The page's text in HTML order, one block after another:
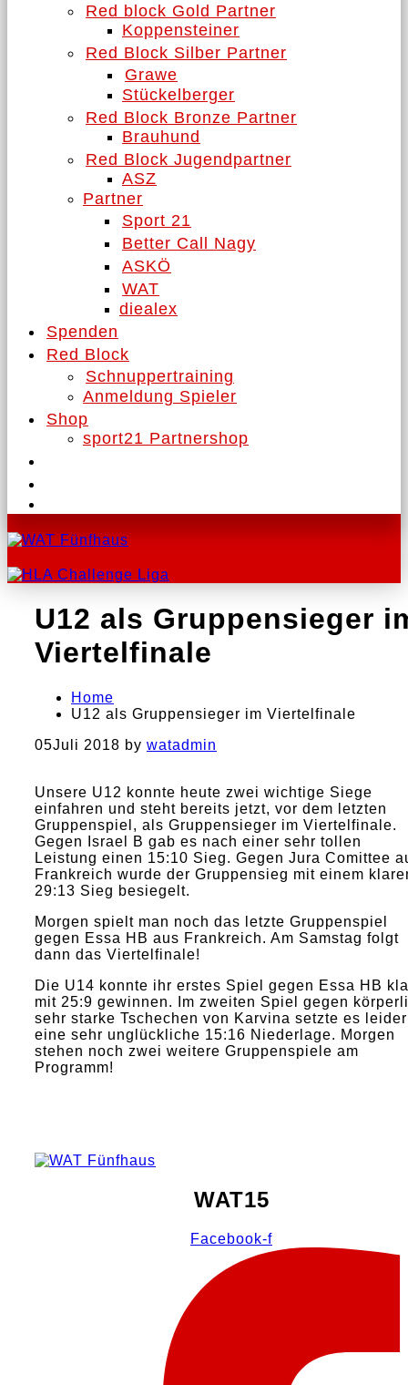
Red block Gold Partner
Koppensteiner
Red Block Silber Partner
Grawe
Stückelberger
Red Block Bronze Partner
Brauhund
Red Block Jugendpartner
ASZ
Partner
Sport 21
Better Call Nagy
ASKÖ
WAT
diealex
Spenden
Red Block
Schnuppertraining
Anmeldung Spieler
Shop
sport21 Partnershop
U12 als Gruppensieger
Viertelfinale
Home
U12 als Gruppensieger im Viertelfinale
05Juli 2018 by watadmin
Unsere U12 konnte heute zwei wichtige Siege
einfahren und steht bereits jetzt, vor dem letzten
Gruppenspiel, als Gruppensieger im Viertelfinale.
Gegen Israel B gab es nach einer sehr tollen
Leistung einen 15:10 Sieg. Gegen Jura Comittee
Frankreich wurde der Gruppensieg mit einem
29:13 Sieg besiegelt.
Morgen spielt man noch das letzte Gruppenspiel
gegen Essa HB aus Frankreich. Am Samstag folgt
dann das Viertelfinale!
Die U14 konnte ihr erstes Spiel gegen Essa HB
mit 25:9 gewinnen. Im zweiten Spiel gegen
sehr starke Tschechen von Karvina setzte es leider
eine sehr unglückliche 15:16 Niederlage. Morgen
stehen noch zwei weitere Gruppenspiele am
Programm!
WAT15
Facebook-f